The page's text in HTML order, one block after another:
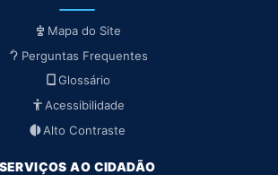
Mapa do Site
Perguntas Frequentes
Glossário
Acessibilidade
Alto Contraste
SERVIÇOS AO CIDADÃO